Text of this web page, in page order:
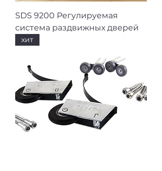
SDS 9200 Регулируемая
система раздвижных дверей
хит